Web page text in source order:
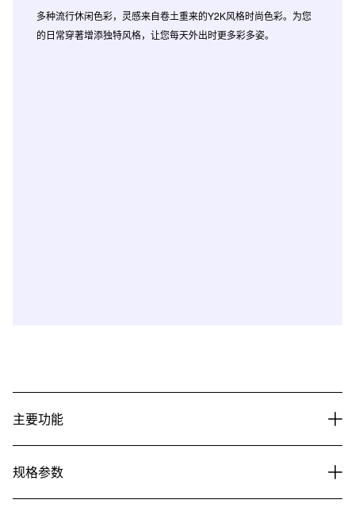
多种流行休闲色彩，灵感来自卷土重来的Y2K风格时尚色彩。为您
的日常穿著增添独特风格，让您每天外出时更多彩多姿。
主要功能
规格参数